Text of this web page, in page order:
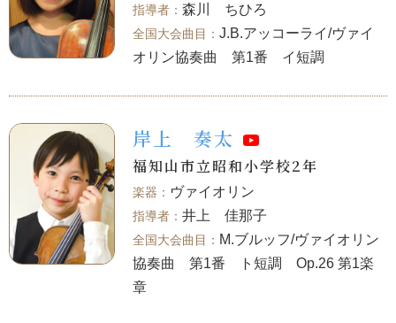
森川 ちひろ
J.B.アッコーライ/ヴァイ
オリン協奏曲 第1番 イ短調
岸上 奏太
福知山市立昭和小学校2年
ヴァイオリン
井上 佳那子
M.ブルッフ/ヴァイオリン
協奏曲 第1番 ト短調 Op.26 第1楽
章